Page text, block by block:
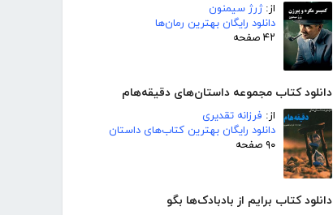
از:ژرژ سیمنون
دانلود رایگان بهترین رمان‌ها
۴۲ صفحه
دانلود کتاب مجموعه داستان‌های دقیقه‌هام
از: فرزانه تقدیری
دانلود رایگان بهترین کتاب‌های داستان
۹۰ صفحه
دانلود کتاب برایم از بادبادک‌ها بگو